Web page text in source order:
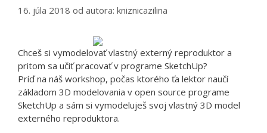
16. júla 2018 od autora: kniznicazilina
Chceš si vymodelovať vlastný externý reproduktor a
pritom sa učiť pracovať v programe SketchUp?
Príď na náš workshop, počas ktorého ťa lektor naučí
základom 3D modelovania v open source programe
SketchUp a sám si vymodeluješ svoj vlastný 3D model
externého reproduktora.